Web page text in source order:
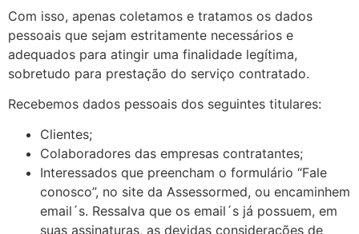
Com isso, apenas coletamos e tratamos os dados
pessoais que sejam estritamente necessários e
adequados para atingir uma finalidade legítima,
sobretudo para prestação do serviço contratado.
Recebemos dados pessoais dos seguintes titulares:
Clientes;
Colaboradores das empresas contratantes;
Interessados que preencham o formulário “Fale
conosco”, no site da Assessormed, ou encaminhem
email´s. Ressalva que os email´s já possuem, em
suas assinaturas, as devidas considerações de
melhor possível
durante a sua
visita. Se você
recusar esses
algumas
desaparecerão
do site.
Marketing
Ao compartilhar